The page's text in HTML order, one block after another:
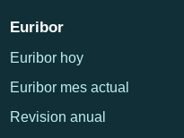
Euribor
Euribor hoy
Euribor mes actual
Revision anual